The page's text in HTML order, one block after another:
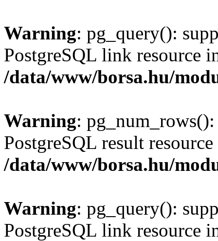
Warning: pg_query():
PostgreSQL link resource
/data/www/borsa.hu/
Warning:
PostgreSQL result
/data/www/borsa.hu/
Warning: pg_query():
PostgreSQL link resource